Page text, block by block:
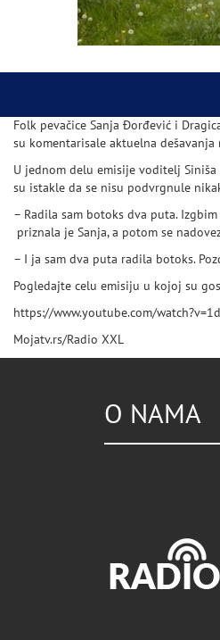
Folk pevačice Sanja Đorđević i
su komentarisale aktuelna dešavanja
U jednom delu emisije voditelj Siniša
su istakle da se nisu podvrgnule
– Radila sam botoks dva puta.
priznala je Sanja, a potom se
– I ja sam dva puta radila botoks.
Pogledajte celu emisiju u kojoj su
https://www.youtube.com/
Mojatv.rs/Radio XXL
O NAMA